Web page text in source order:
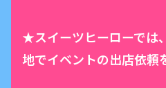
★スイーツヒーローでは
地でイベントの出店依頼